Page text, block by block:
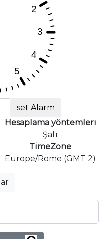
set Alarm
Hesaplama yöntemleri
Şafi
TimeZone
Europe/Rome (GMT 2)